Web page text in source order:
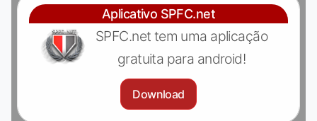
Aplicativo SPFC.net
SPFC.net tem uma aplicação
gratuita para android!
Download